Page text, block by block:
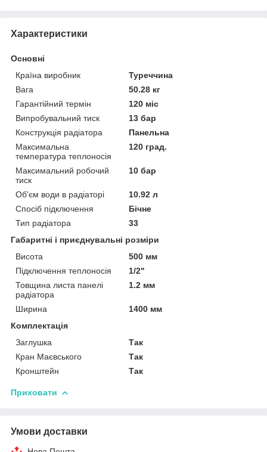
Характеристики
Основні
Країна виробник
Туреччина
Вага
50.28 кг
Гарантійний термін
120 міс
Випробувальний тиск
13 бар
Конструкція радіатора
Панельна
Максимальна
температура теплоносія
120 град.
Максимальний робочий
тиск
10 бар
Об'єм води в радіаторі
10.92 л
Спосіб підключення
Бічне
Тип радіатора
33
Габаритні і приєднувальні розміри
Висота
500 мм
Підключення теплоносія
1/2"
Товщина листа панелі
радіатора
1.2 мм
Ширина
1400 мм
Комплектація
Заглушка
Так
Кран Маєвського
Так
Кронштейн
Так
Приховати
Умови доставки